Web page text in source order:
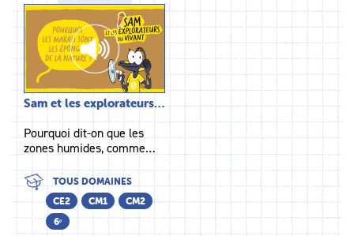
Sam et les explorateurs…
Pourquoi dit-on que les
zones humides, comme…
TOUS DOMAINES
CE2
CM1
CM2
6ᵉ